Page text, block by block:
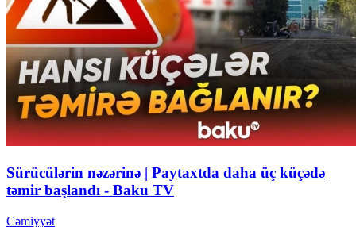
Sürücülərin nəzərinə | Paytaxtda daha üç küçədə
təmir başlandı - Baku TV
Cəmiyyət